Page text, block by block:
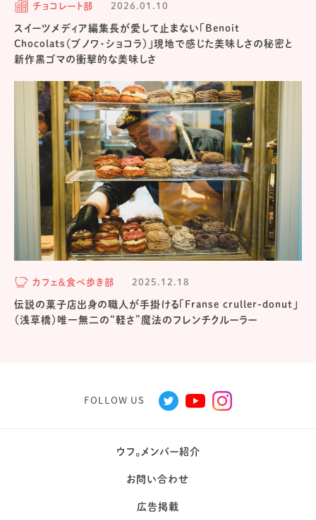
チョコレート部 2026.01.10
スイーツメディア編集長が愛して止まない「Benoit
Chocolats（ブノワ・ショコラ）」現地で感じた美味しさの秘密と
新作黒ゴマの衝撃的な美味しさ
カフェ＆食べ歩き部 2025.12.18
伝説の菓子店出身の職人が手掛ける「Franse cruller-donut」
（浅草橋）唯一無二の“軽さ”魔法のフレンチクルーラー
FOLLOW US
ウフ。メンバー紹介
お問い合わせ
広告掲載